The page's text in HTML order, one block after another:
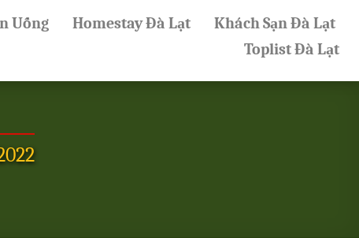
Uống Homestay Đà Lạt
Khách Sạn Đà Lạt
Toplist Đà Lạt